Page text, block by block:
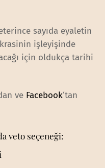
sayıda eyaletin
işleyişinde
için oldukça tarihi
ve Facebook‘tan
veto seçeneği: